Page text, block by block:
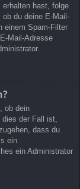
hast, folge
ob du deine E-Mail-
einem Spam-Filter
Mail-Adresse
ob dein
dies der Fall ist,
dass du
ein
ein Administrator